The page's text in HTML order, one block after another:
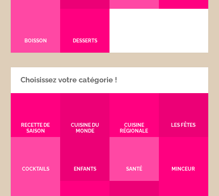
BOISSON DESSERTS
Choisissez votre catégorie !
RECETTE DE
SAISON
CUISINE DU
MONDE
CUISINE
RÉGIONALE
LES FÊTES
COCKTAILS ENFANTS SANTÉ MINCEUR